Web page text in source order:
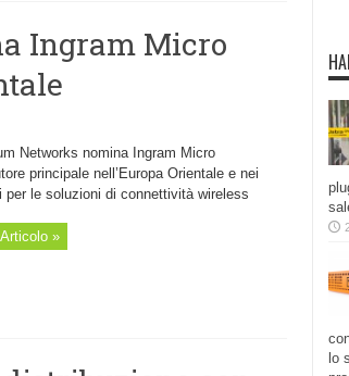
Ingram Micro
Networks nomina Ingram Micro
principale nell’Europa Orientale e nei
per le soluzioni di connettività wireless
»
lo